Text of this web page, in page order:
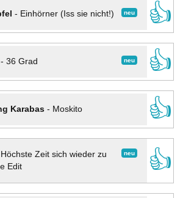
neu
- Einhörner (Iss sie nicht!)
👍
neu
36 Grad
👍
Karabas- Moskito
👍
neu
Höchste Zeit sich wieder zu
Edit
👍